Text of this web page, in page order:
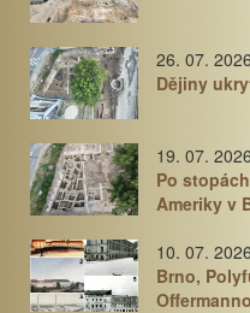
26. 07.
Dějiny
19. 07.
Po
Ameriky v
10. 07.
Brno,